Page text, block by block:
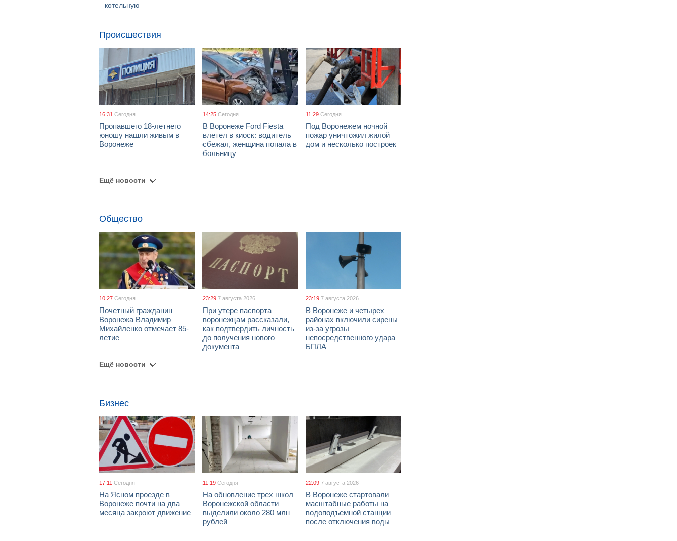
котельную
Происшествия
16:31 Сегодня
Пропавшего 18-летнего
юношу нашли живым в
Воронеже
14:25 Сегодня
В Воронеже Ford Fiesta
влетел в киоск: водитель
сбежал, женщина попала в
больницу
11:29 Сегодня
Под Воронежем ночной
пожар уничтожил жилой
дом и несколько построек
Ещё новости
Общество
10:27 Сегодня
Почетный гражданин
Воронежа Владимир
Михайленко отмечает 85-
летие
23:29 7 августа 2026
При утере паспорта
воронежцам рассказали,
как подтвердить личность
до получения нового
документа
23:19 7 августа 2026
В Воронеже и четырех
районах включили сирены
из-за угрозы
непосредственного удара
БПЛА
Ещё новости
Бизнес
17:11 Сегодня
На Ясном проезде в
Воронеже почти на два
месяца закроют движение
11:19 Сегодня
На обновление трех школ
Воронежской области
выделили около 280 млн
рублей
22:09 7 августа 2026
В Воронеже стартовали
масштабные работы на
водоподъемной станции
после отключения воды